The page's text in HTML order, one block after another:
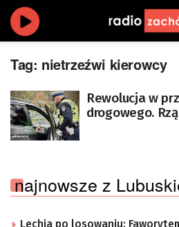
Tag: nietrzeźwi kierowcy
Rewolucja w
drogowego.
najnowsze z
Lechia po losowaniu: